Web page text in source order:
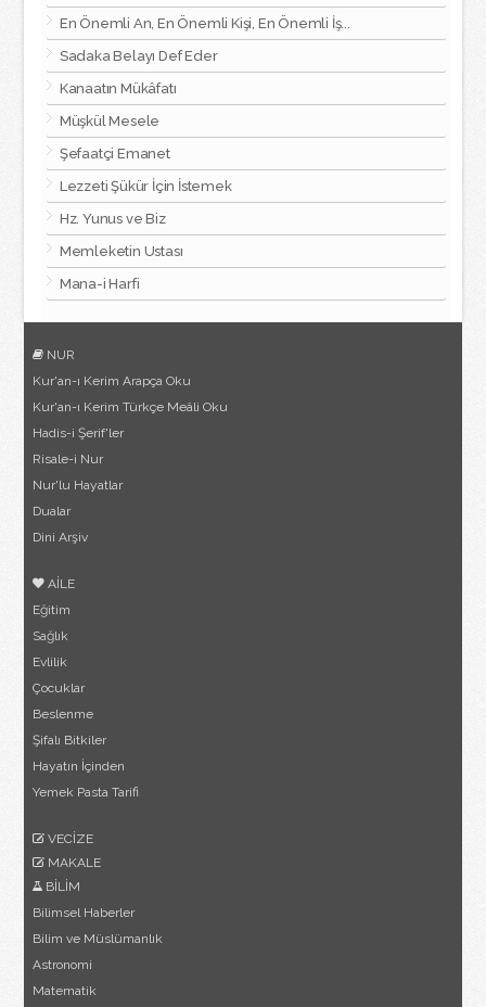
En Önemli An, En Önemli Kişi, En Önemli İş...
Sadaka Belayı Def Eder
Kanaatın Mükâfatı
Müşkül Mesele
Şefaatçi Emanet
Lezzeti Şükür İçin İstemek
Hz. Yunus ve Biz
Memleketin Ustası
Mana-i Harfi
NUR
Kur'an-ı Kerim Arapça Oku
Kur'an-ı Kerim Türkçe Meâli Oku
Hadis-i Şerif'ler
Risale-i Nur
Nur'lu Hayatlar
Dualar
Dini Arşiv
AİLE
Eğitim
Sağlık
Evlilik
Çocuklar
Beslenme
Şifalı Bitkiler
Hayatın İçinden
Yemek Pasta Tarifi
VECİZE
MAKALE
BİLİM
Bilimsel Haberler
Bilim ve Müslümanlık
Astronomi
Matematik